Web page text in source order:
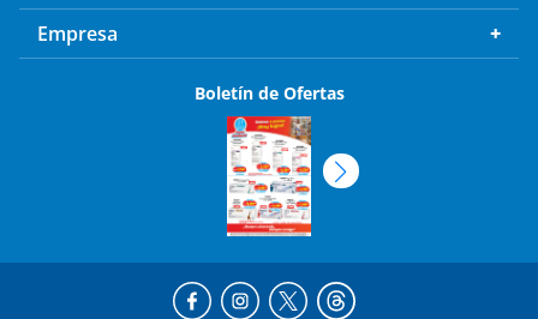
Empresa
Boletín de Ofertas